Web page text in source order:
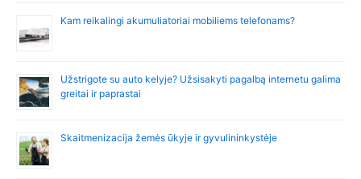
Kam reikalingi akumuliatoriai mobiliems telefonams?
Užstrigote su auto kelyje? Užsisakyti pagalbą internetu galima
greitai ir paprastai
Skaitmenizacija žemės ūkyje ir gyvulininkystėje